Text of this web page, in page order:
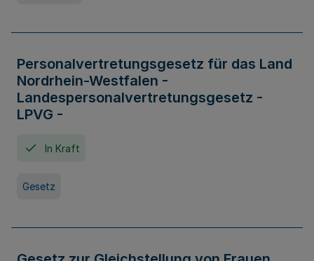
Personalvertretungsgesetz für das Land
Nordrhein-Westfalen -
Landespersonalvertretungsgesetz -
LPVG -
In Kraft
Gesetz